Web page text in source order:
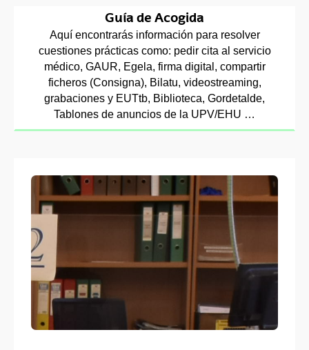
Guía de Acogida
Aquí encontrarás información para resolver
cuestiones prácticas como: pedir cita al servicio
médico, GAUR, Egela, firma digital, compartir
ficheros (Consigna), Bilatu, videostreaming,
grabaciones y EUTtb, Biblioteca, Gordetalde,
Tablones de anuncios de la UPV/EHU …